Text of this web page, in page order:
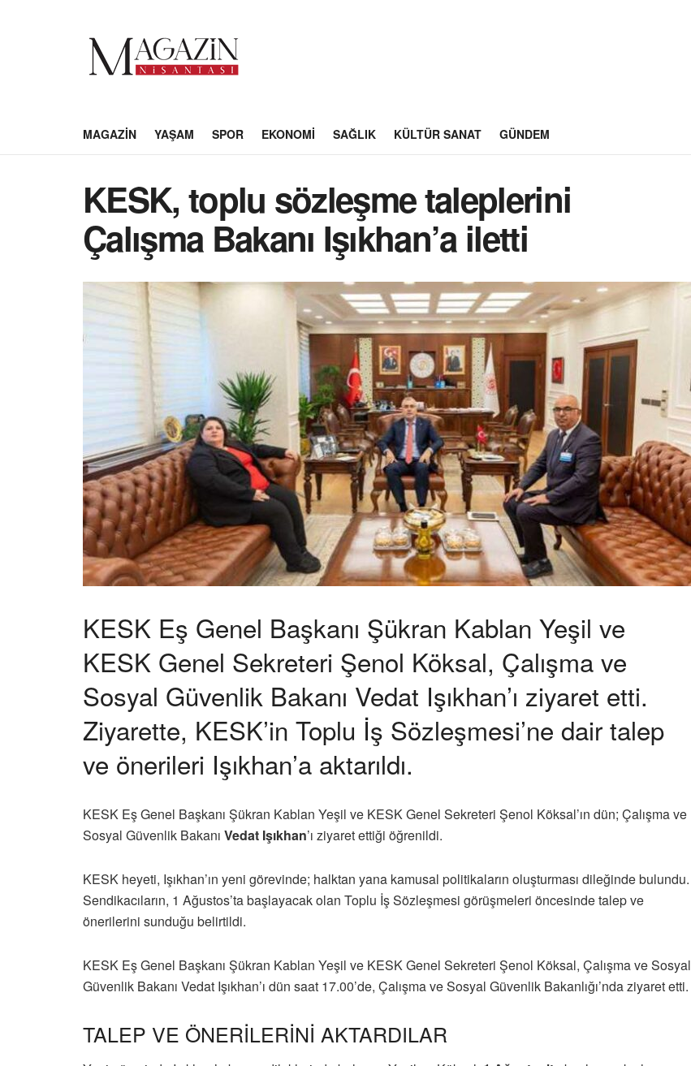
MAGAZIN YAŞAM SPOR EKONOMI SAĞLIK KÜLTÜR SANAT GÜNDEM
KESK, toplu sözleşme taleplerini
Çalışma Bakanı Işıkhan’a iletti
KESK Eş Genel Başkanı Şükran Kablan Yeşil ve
KESK Genel Sekreteri Şenol Köksal, Çalışma ve
Sosyal Güvenlik Bakanı Vedat Işıkhan’ı ziyaret etti.
Ziyarette, KESK’in Toplu İş Sözleşmesi’ne dair talep
ve önerileri Işıkhan’a aktarıldı.
KESK Eş Genel Başkanı Şükran Kablan Yeşil ve KESK Genel Sekreteri Şenol Köksal’ın dün; Çalışma ve
Sosyal Güvenlik Bakanı Vedat Işıkhan’ı ziyaret ettiği öğrenildi.
KESK heyeti, Işıkhan’ın yeni görevinde; halktan yana kamusal politikaların oluşturması dileğinde bulundu.
Sendikacıların, 1 Ağustos’ta başlayacak olan Toplu İş Sözleşmesi görüşmeleri öncesinde talep ve
önerilerini sunduğu belirtildi.
KESK Eş Genel Başkanı Şükran Kablan Yeşil ve KESK Genel Sekreteri Şenol Köksal, Çalışma ve Sosyal
Güvenlik Bakanı Vedat Işıkhan’ı dün saat 17.00’de, Çalışma ve Sosyal Güvenlik Bakanlığı’nda ziyaret etti.
TALEP VE ÖNERİLERİNİ AKTARDILAR